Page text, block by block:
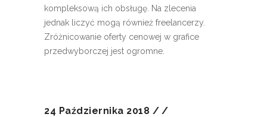
kompleksową ich obsługę. Na zlecenia
jednak liczyć mogą również freelancerzy.
Zróżnicowanie oferty cenowej w grafice
przedwyborczej jest ogromne.
24 Października 2018